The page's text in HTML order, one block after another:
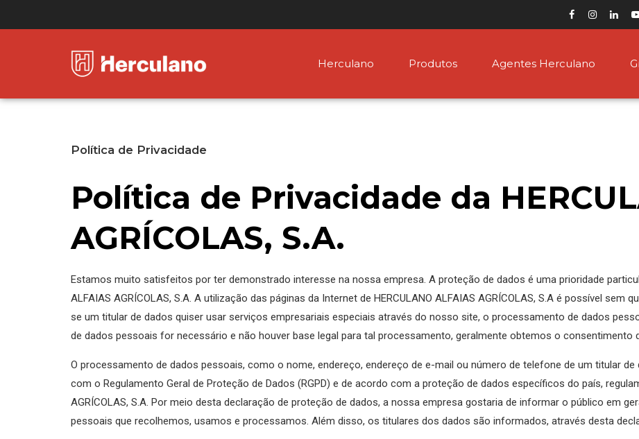
Herculano Produtos Agentes Herculano
Política de Privacidade
Política de Privacidade da
AGRÍCOLAS, S.A.
Estamos muito satisfeitos por ter demonstrado interesse na nossa empresa. A proteção de dados é uma prioridade
ALFAIAS AGRÍCOLAS, S.A. A utilização das páginas da Internet de HERCULANO ALFAIAS AGRÍCOLAS, S.A é possível sem
se um titular de dados quiser usar serviços empresariais especiais através do nosso site, o processamento de dados
de dados pessoais for necessário e não houver base legal para tal processamento, geralmente obtemos o consentimento
O processamento de dados pessoais, como o nome, endereço, endereço de e-mail ou número de telefone de um titular
com o Regulamento Geral de Proteção de Dados (RGPD) e de acordo com a proteção de dados específicos do país,
AGRÍCOLAS, S.A. Por meio desta declaração de proteção de dados, a nossa empresa gostaria de informar o público em
pessoais que recolhemos, usamos e processamos. Além disso, os titulares dos dados são informados, através desta